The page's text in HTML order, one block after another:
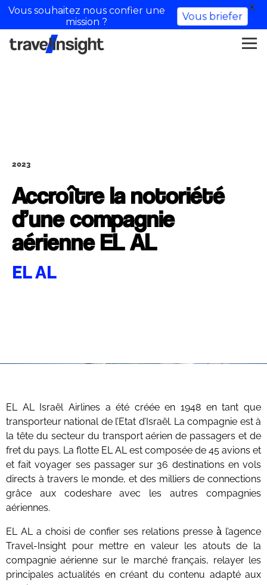
2023
Accroître la notoriété
d’une compagnie
aérienne EL AL
EL AL
EL AL Israël Airlines a été créée en 1948 en tant que
transporteur national de l’Etat d’Israël. La compagnie est à
la tête du secteur du transport aérien de passagers et de
fret du pays. La flotte EL AL est composée de 45 avions et
et fait voyager ses passager sur 36 destinations en vols
directs à travers le monde, et des milliers de connections
grâce aux codeshare avec les autres compagnies
aériennes.
EL AL a choisi de confier ses relations presse à̀ l’agence
Travel-Insight pour mettre en valeur les atouts de la
compagnie aérienne sur le marché français, relayer les
principales actualités en créant du contenu adapté aux
Vous souhaitez nous confier une
mission ?
Vous briefer
X